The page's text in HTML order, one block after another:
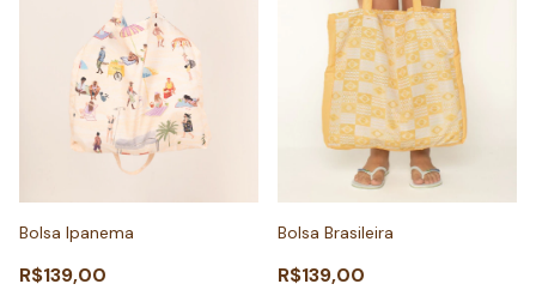
Bolsa Ipanema
R$139,00
Bolsa Brasileira
R$139,00